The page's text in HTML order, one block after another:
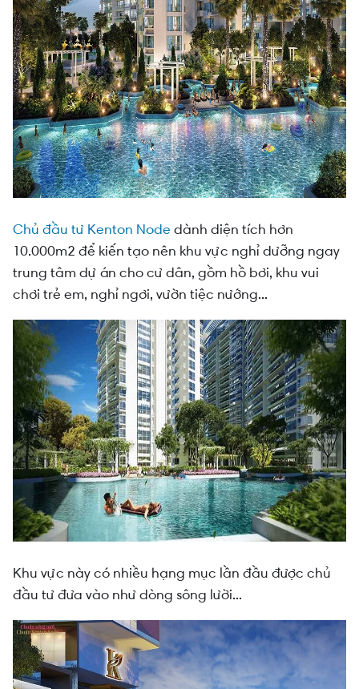
Chủ đầu tư Kenton Node dành diện tích hơn
10.000m2 để kiến tạo nên khu vực nghỉ dưỡng ngay
trung tâm dự án cho cư dân, gồm hồ bơi, khu vui
chơi trẻ em, nghỉ ngơi, vườn tiệc nướng...
Khu vực này có nhiều hạng mục lần đầu được chủ
đầu tư đưa vào như dòng sông lười...